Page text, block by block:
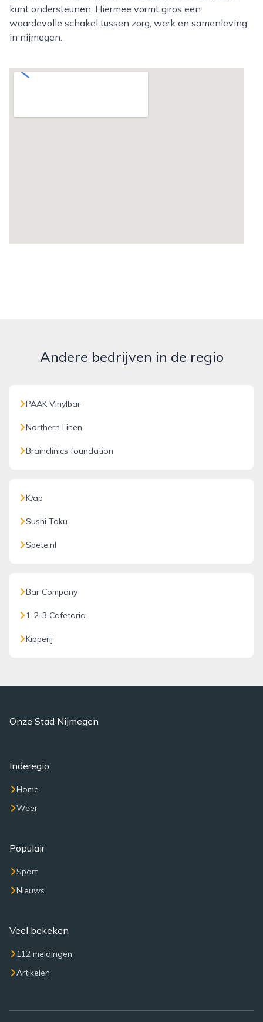
kunt ondersteunen. Hiermee vormt giros een
waardevolle schakel tussen zorg, werk en samenleving
in nijmegen.
Andere bedrijven in de regio
PAAK Vinylbar
Northern Linen
Brainclinics foundation
K/ap
Sushi Toku
Spete.nl
Bar Company
1-2-3 Cafetaria
Kipperij
Onze Stad Nijmegen
Inderegio
Home
Weer
Populair
Sport
Nieuws
Veel bekeken
112 meldingen
Artikelen